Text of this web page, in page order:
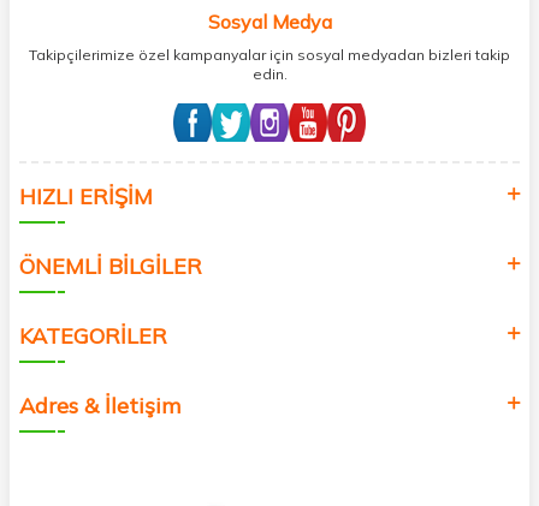
Sosyal Medya
Takipçilerimize özel kampanyalar için sosyal medyadan bizleri takip
edin.
HIZLI ERİŞİM
ÖNEMLİ BİLGİLER
KATEGORİLER
Adres & İletişim